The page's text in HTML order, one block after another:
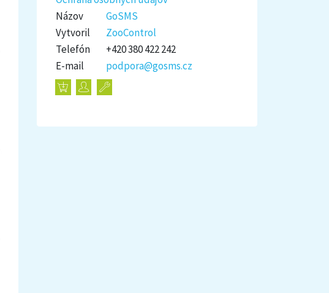
Názov
GoSMS
Vytvoril
ZooControl
Telefón
+420 380 422 242
E-mail
podpora@gosms.cz